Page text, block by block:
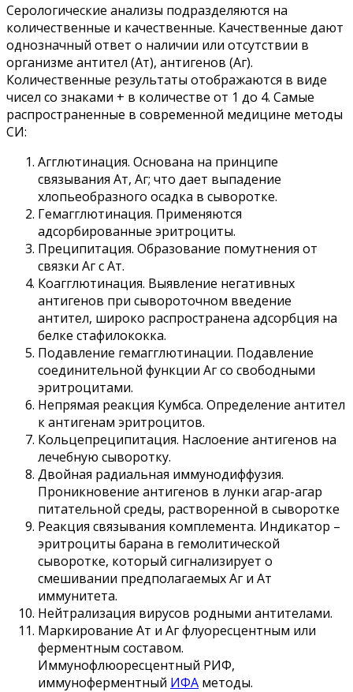
Серологические анализы подразделяются на
количественные и качественные. Качественные дают
однозначный ответ о наличии или отсутствии в
организме антител (Ат), антигенов (Аг).
Количественные результаты отображаются в виде
чисел со знаками + в количестве от 1 до 4. Самые
распространенные в современной медицине методы
СИ:
Агглютинация. Основана на принципе
связывания Ат, Аг; что дает выпадение
хлопьеобразного осадка в сыворотке.
Гемагглютинация. Применяются
адсорбированные эритроциты.
Преципитация. Образование помутнения от
связки Аг с Ат.
Коагглютинация. Выявление негативных
антигенов при сывороточном введение
антител, широко распространена адсорбция на
белке стафилококка.
Подавление гемагглютинации. Подавление
соединительной функции Аг со свободными
эритроцитами.
Непрямая реакция Кумбса. Определение антител
к антигенам эритроцитов.
Кольцепреципитация. Наслоение антигенов на
лечебную сыворотку.
Двойная радиальная иммунодиффузия.
Проникновение антигенов в лунки агар-агар
питательной среды, растворенной в сыворотке
Реакция связывания комплемента. Индикатор –
эритроциты барана в гемолитической
сыворотке, который сигнализирует о
смешивании предполагаемых Аг и Ат
иммунитета.
Нейтрализация вирусов родными антителами.
Маркирование Ат и Аг флуоресцентным или
ферментным составом.
Иммунофлюоресцентный РИФ,
иммуноферментный ИФА методы.